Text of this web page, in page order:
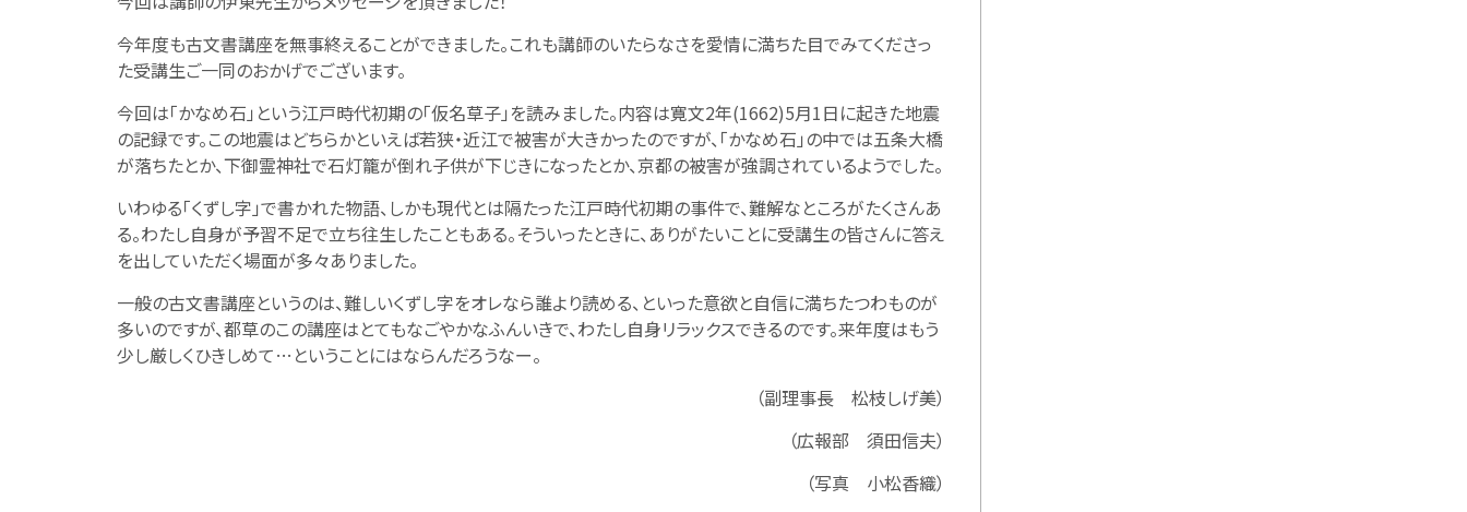
今年度も古文書講座を無事終えることができました。これも講師のいたらなさを愛情に満ちた目でみてくださっ
た受講生ご一同のおかげでございます。
今回は「かなめ石」という江戸時代初期の「仮名草子」を読みました。内容は寛文2年(1662)5月1日に起きた地震
の記録です。この地震はどちらかといえば若狭・近江で被害が大きかったのですが、「かなめ石」の中では五条大橋
が落ちたとか、下御霊神社で石灯籠が倒れ子供が下じきになったとか、京都の被害が強調されているようでした。
いわゆる「くずし字」で書かれた物語、しかも現代とは隔たった江戸時代初期の事件で、難解なところがたくさんあ
る。わたし自身が予習不足で立ち往生したこともある。そういったときに、ありがたいことに受講生の皆さんに答え
を出していただく場面が多々ありました。
一般の古文書講座というのは、難しいくずし字をオレなら誰より読める、といった意欲と自信に満ちたつわものが
多いのですが、都草のこの講座はとてもなごやかなふんいきで、わたし自身リラックスできるのです。来年度はもう
少し厳しくひきしめて…ということにはならんだろうなー。
（副理事長 松枝しげ美）
（広報部 須田信夫）
（写真 小松香織）